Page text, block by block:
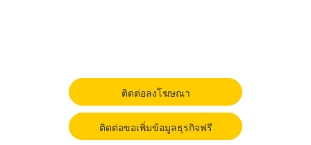
ติดต่อลงโฆษณา
ติดต่อขอเพิ่มข้อมูลธุรกิจฟรี